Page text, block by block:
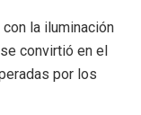
la iluminación
convirtió en el
por los